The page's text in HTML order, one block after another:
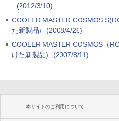
(2012/3/10)
COOLER MASTER COSMOS
た新製品)
(2008/4/26)
COOLER MASTER COSMOS（
けた新製品)
(2007/8/11)
本サイトのご利用について